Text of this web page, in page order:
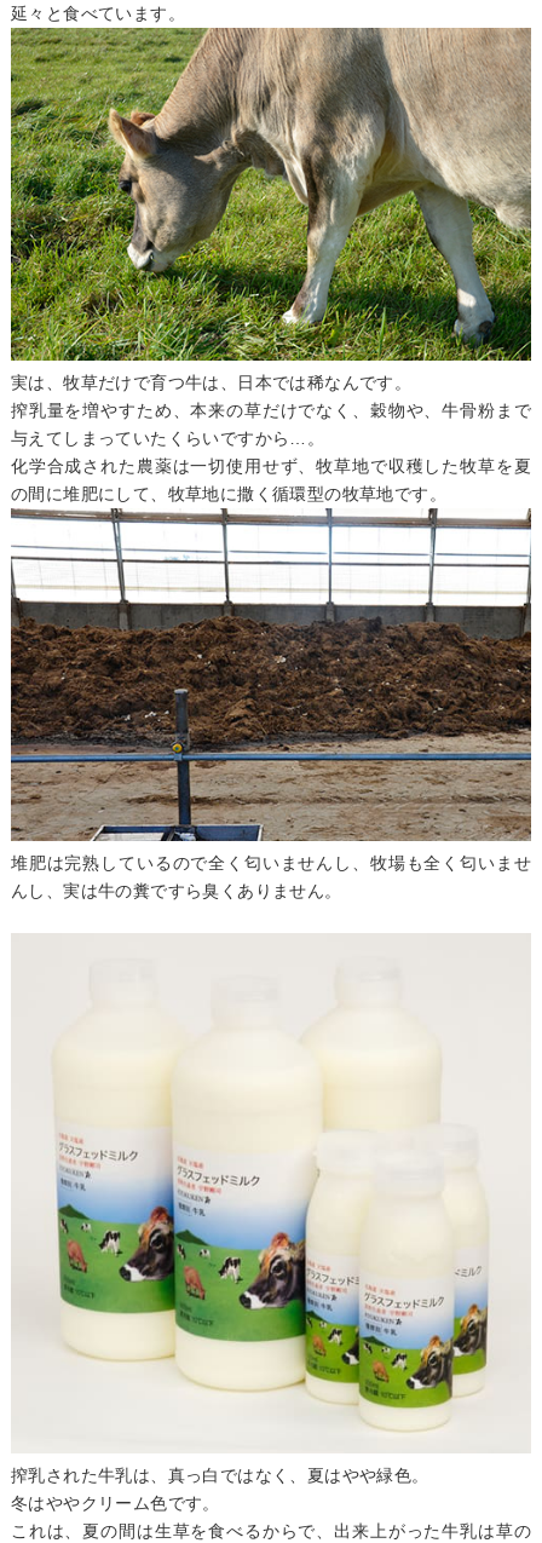
延々と食べています。
実は、牧草だけで育つ牛は、日本では稀なんです。
搾乳量を増やすため、本来の草だけでなく、穀物や、牛骨粉まで
与えてしまっていたくらいですから…。
化学合成された農薬は一切使用せず、牧草地で収穫した牧草を夏
の間に堆肥にして、牧草地に撒く循環型の牧草地です。
堆肥は完熟しているので全く匂いませんし、牧場も全く匂いませ
んし、実は牛の糞ですら臭くありません。
搾乳された牛乳は、真っ白ではなく、夏はやや緑色。
冬はややクリーム色です。
これは、夏の間は生草を食べるからで、出来上がった牛乳は草の